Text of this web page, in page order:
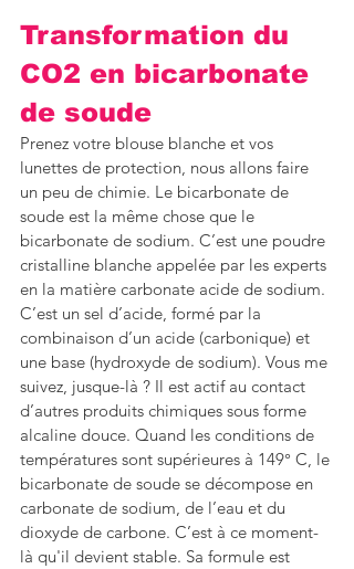
Transformation du
CO2 en bicarbonate
de soude
Prenez votre blouse blanche et vos
lunettes de protection, nous allons faire
un peu de chimie. Le bicarbonate de
soude est la même chose que le
bicarbonate de sodium. C’est une poudre
cristalline blanche appelée par les experts
en la matière carbonate acide de sodium.
C’est un sel d’acide, formé par la
combinaison d’un acide (carbonique) et
une base (hydroxyde de sodium). Vous me
suivez, jusque-là ? Il est actif au contact
d’autres produits chimiques sous forme
alcaline douce. Quand les conditions de
températures sont supérieures à 149° C, le
bicarbonate de soude se décompose en
carbonate de sodium, de l’eau et du
dioxyde de carbone. C’est à ce moment-
là qu'il devient stable. Sa formule est